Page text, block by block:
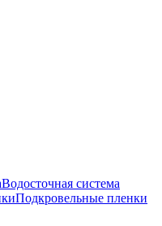
Водосточная система
Подкровельные пленки